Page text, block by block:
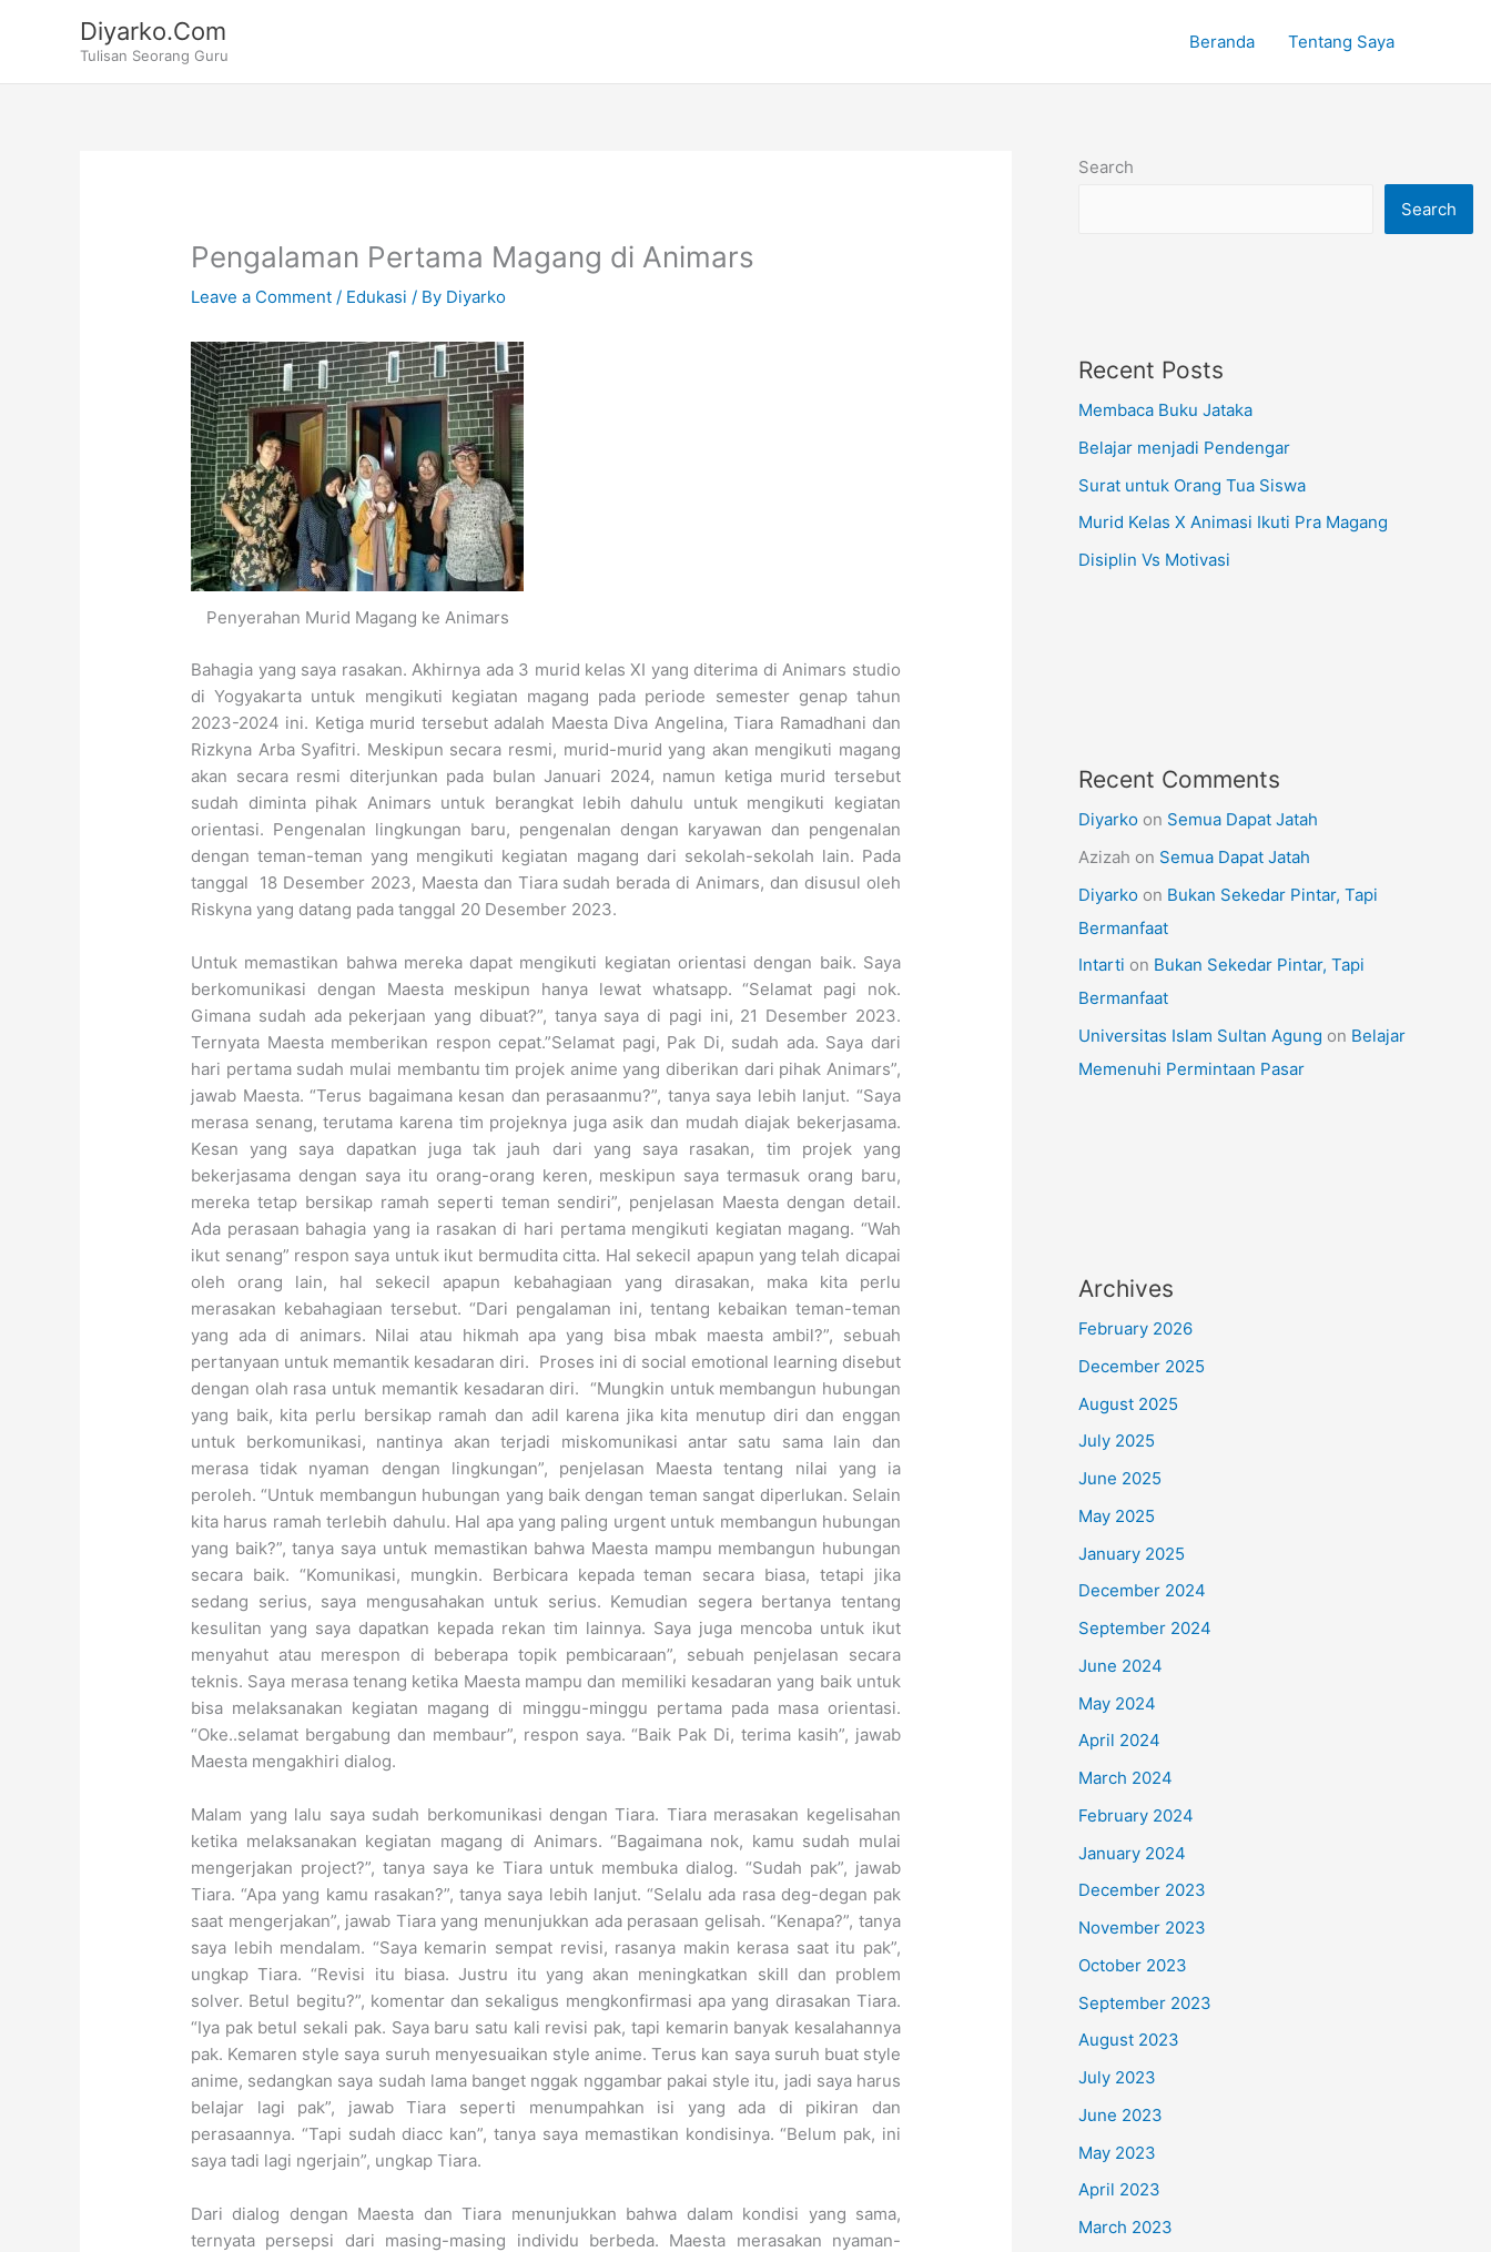
Diyarko.Com
Tulisan Seorang Guru
Beranda Tentang Saya
Pengalaman Pertama Magang di Animars
Leave a Comment / Edukasi / By Diyarko
Penyerahan Murid Magang ke Animars
Bahagia yang saya rasakan. Akhirnya ada 3 murid kelas XI yang diterima di Animars studio
di Yogyakarta untuk mengikuti kegiatan magang pada periode semester genap tahun
2023-2024 ini. Ketiga murid tersebut adalah Maesta Diva Angelina, Tiara Ramadhani dan
Rizkyna Arba Syafitri. Meskipun secara resmi, murid-murid yang akan mengikuti magang
akan secara resmi diterjunkan pada bulan Januari 2024, namun ketiga murid tersebut
sudah diminta pihak Animars untuk berangkat lebih dahulu untuk mengikuti kegiatan
orientasi. Pengenalan lingkungan baru, pengenalan dengan karyawan dan pengenalan
dengan teman-teman yang mengikuti kegiatan magang dari sekolah-sekolah lain. Pada
tanggal 18 Desember 2023, Maesta dan Tiara sudah berada di Animars, dan disusul oleh
Riskyna yang datang pada tanggal 20 Desember 2023.
Untuk memastikan bahwa mereka dapat mengikuti kegiatan orientasi dengan baik. Saya
berkomunikasi dengan Maesta meskipun hanya lewat whatsapp. “Selamat pagi nok.
Gimana sudah ada pekerjaan yang dibuat?”, tanya saya di pagi ini, 21 Desember 2023.
Ternyata Maesta memberikan respon cepat.”Selamat pagi, Pak Di, sudah ada. Saya dari
hari pertama sudah mulai membantu tim projek anime yang diberikan dari pihak Animars”,
jawab Maesta. “Terus bagaimana kesan dan perasaanmu?”, tanya saya lebih lanjut. “Saya
merasa senang, terutama karena tim projeknya juga asik dan mudah diajak bekerjasama.
Kesan yang saya dapatkan juga tak jauh dari yang saya rasakan, tim projek yang
bekerjasama dengan saya itu orang-orang keren, meskipun saya termasuk orang baru,
mereka tetap bersikap ramah seperti teman sendiri”, penjelasan Maesta dengan detail.
Ada perasaan bahagia yang ia rasakan di hari pertama mengikuti kegiatan magang. “Wah
ikut senang” respon saya untuk ikut bermudita citta. Hal sekecil apapun yang telah dicapai
oleh orang lain, hal sekecil apapun kebahagiaan yang dirasakan, maka kita perlu
merasakan kebahagiaan tersebut. “Dari pengalaman ini, tentang kebaikan teman-teman
yang ada di animars. Nilai atau hikmah apa yang bisa mbak maesta ambil?”, sebuah
pertanyaan untuk memantik kesadaran diri. Proses ini di social emotional learning disebut
dengan olah rasa untuk memantik kesadaran diri. “Mungkin untuk membangun hubungan
yang baik, kita perlu bersikap ramah dan adil karena jika kita menutup diri dan enggan
untuk berkomunikasi, nantinya akan terjadi miskomunikasi antar satu sama lain dan
merasa tidak nyaman dengan lingkungan”, penjelasan Maesta tentang nilai yang ia
peroleh. “Untuk membangun hubungan yang baik dengan teman sangat diperlukan. Selain
kita harus ramah terlebih dahulu. Hal apa yang paling urgent untuk membangun hubungan
yang baik?”, tanya saya untuk memastikan bahwa Maesta mampu membangun hubungan
secara baik. “Komunikasi, mungkin. Berbicara kepada teman secara biasa, tetapi jika
sedang serius, saya mengusahakan untuk serius. Kemudian segera bertanya tentang
kesulitan yang saya dapatkan kepada rekan tim lainnya. Saya juga mencoba untuk ikut
menyahut atau merespon di beberapa topik pembicaraan”, sebuah penjelasan secara
teknis. Saya merasa tenang ketika Maesta mampu dan memiliki kesadaran yang baik untuk
bisa melaksanakan kegiatan magang di minggu-minggu pertama pada masa orientasi.
“Oke..selamat bergabung dan membaur”, respon saya. “Baik Pak Di, terima kasih”, jawab
Maesta mengakhiri dialog.
Malam yang lalu saya sudah berkomunikasi dengan Tiara. Tiara merasakan kegelisahan
ketika melaksanakan kegiatan magang di Animars. “Bagaimana nok, kamu sudah mulai
mengerjakan project?”, tanya saya ke Tiara untuk membuka dialog. “Sudah pak”, jawab
Tiara. “Apa yang kamu rasakan?”, tanya saya lebih lanjut. “Selalu ada rasa deg-degan pak
saat mengerjakan”, jawab Tiara yang menunjukkan ada perasaan gelisah. “Kenapa?”, tanya
saya lebih mendalam. “Saya kemarin sempat revisi, rasanya makin kerasa saat itu pak”,
ungkap Tiara. “Revisi itu biasa. Justru itu yang akan meningkatkan skill dan problem
solver. Betul begitu?”, komentar dan sekaligus mengkonfirmasi apa yang dirasakan Tiara.
“Iya pak betul sekali pak. Saya baru satu kali revisi pak, tapi kemarin banyak kesalahannya
pak. Kemaren style saya suruh menyesuaikan style anime. Terus kan saya suruh buat style
anime, sedangkan saya sudah lama banget nggak nggambar pakai style itu, jadi saya harus
belajar lagi pak”, jawab Tiara seperti menumpahkan isi yang ada di pikiran dan
perasaannya. “Tapi sudah diacc kan”, tanya saya memastikan kondisinya. “Belum pak, ini
saya tadi lagi ngerjain”, ungkap Tiara.
Dari dialog dengan Maesta dan Tiara menunjukkan bahwa dalam kondisi yang sama,
ternyata persepsi dari masing-masing individu berbeda. Maesta merasakan nyaman-
Search
Search
Recent Posts
Membaca Buku Jataka
Belajar menjadi Pendengar
Surat untuk Orang Tua Siswa
Murid Kelas X Animasi Ikuti Pra Magang
Disiplin Vs Motivasi
Recent Comments
Diyarko on Semua Dapat Jatah
Azizah on Semua Dapat Jatah
Diyarko on Bukan Sekedar Pintar, Tapi
Bermanfaat
Intarti on Bukan Sekedar Pintar, Tapi
Bermanfaat
Universitas Islam Sultan Agung on Belajar
Memenuhi Permintaan Pasar
Archives
February 2026
December 2025
August 2025
July 2025
June 2025
May 2025
January 2025
December 2024
September 2024
June 2024
May 2024
April 2024
March 2024
February 2024
January 2024
December 2023
November 2023
October 2023
September 2023
August 2023
July 2023
June 2023
May 2023
April 2023
March 2023